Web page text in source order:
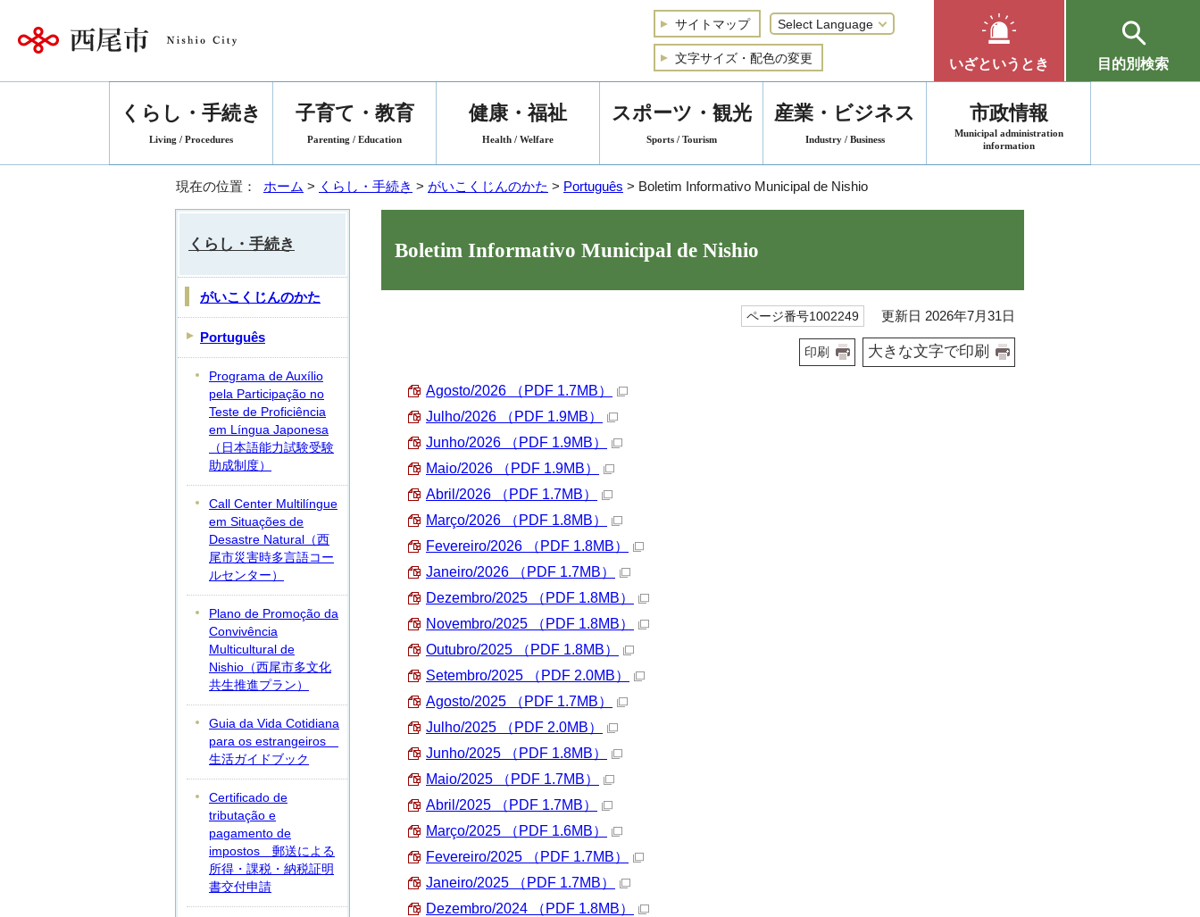
サイトマップ
文字サイズ・配色の変更 いざというとき 目的別検索
くらし・手続き
Living / Procedures
子育て・教育
Parenting / Education
健康・福祉
Health / Welfare
スポーツ・観光
Sports / Tourism
産業・ビジネス
Industry / Business
市政情報
Municipal administration
information
現在の位置： ホーム > くらし・手続き > がいこくじんのかた > Português > Boletim Informativo Municipal de Nishio
Boletim Informativo Municipal de Nishio
ページ番号1002249 更新日 2026年7月31日
印刷 大きな文字で印刷
Agosto/2026 （PDF 1.7MB）
Julho/2026 （PDF 1.9MB）
Junho/2026 （PDF 1.9MB）
Maio/2026 （PDF 1.9MB）
Abril/2026 （PDF 1.7MB）
Março/2026 （PDF 1.8MB）
Fevereiro/2026 （PDF 1.8MB）
Janeiro/2026 （PDF 1.7MB）
Dezembro/2025 （PDF 1.8MB）
Novembro/2025 （PDF 1.8MB）
Outubro/2025 （PDF 1.8MB）
Setembro/2025 （PDF 2.0MB）
Agosto/2025 （PDF 1.7MB）
Julho/2025 （PDF 2.0MB）
Junho/2025 （PDF 1.8MB）
Maio/2025 （PDF 1.7MB）
Abril/2025 （PDF 1.7MB）
Março/2025 （PDF 1.6MB）
Fevereiro/2025 （PDF 1.7MB）
Janeiro/2025 （PDF 1.7MB）
Dezembro/2024 （PDF 1.8MB）
くらし・手続き
がいこくじんのかた
Português
Programa de Auxílio
pela Participação no
Teste de Proficiência
em Língua Japonesa
（日本語能力試験受験
助成制度）
Call Center Multilíngue
em Situações de
Desastre Natural（西
尾市災害時多言語コー
ルセンター）
Plano de Promoção da
Convivência
Multicultural de
Nishio（西尾市多文化
共生推進プラン）
Guia da Vida Cotidiana
para os estrangeiros
生活ガイドブック
Certificado de
tributação e
pagamento de
impostos 郵送による
所得・課税・納税証明
書交付申請